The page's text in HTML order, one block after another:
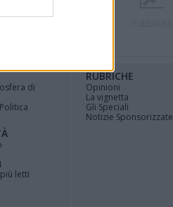
di
letti
RUBRICHE
Opinioni
La vignetta
Gli Speciali
Notizie Sponsorizzate